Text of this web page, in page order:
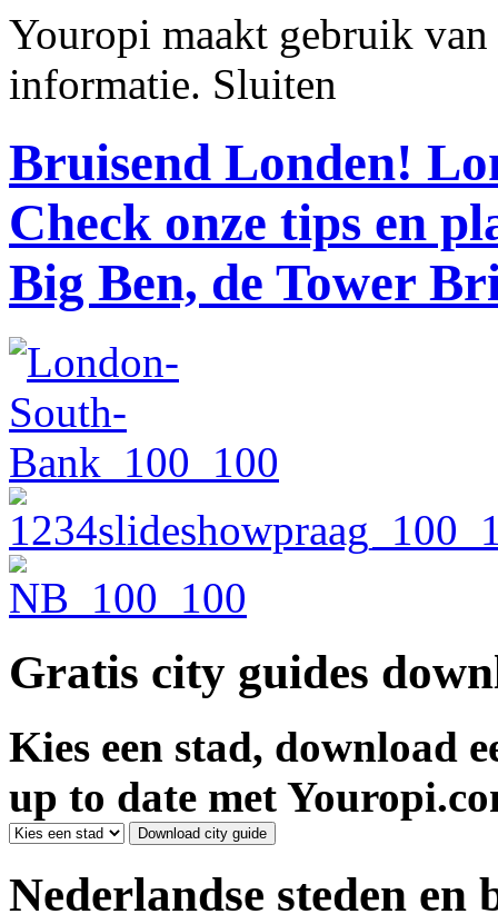
Youropi maakt gebruik
informatie. Sluiten
Bruisend Londen!
Check onze tips en
Big Ben, de Tower
Gratis city guides
Kies een stad, download
up to date met
Nederlandse steden en